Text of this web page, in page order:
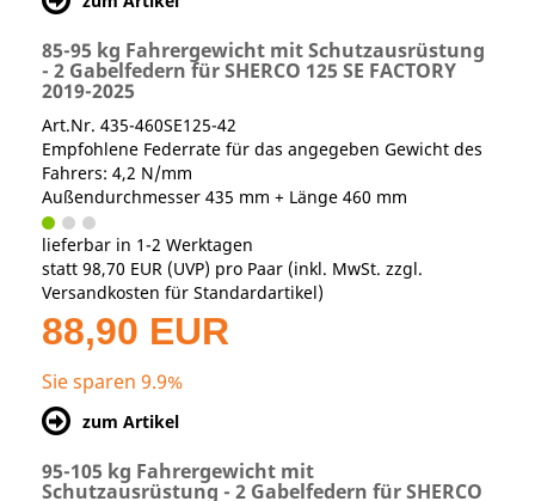
85-95 kg Fahrergewicht mit Schutzausrüstung
- 2 Gabelfedern für SHERCO 125 SE FACTORY
2019-2025
Art.Nr. 435-460SE125-42
Empfohlene Federrate für das angegeben Gewicht des
Fahrers: 4,2 N/mm
Außendurchmesser 435 mm + Länge 460 mm
lieferbar in 1-2 Werktagen
statt 98,70 EUR (UVP) pro Paar (inkl. MwSt. zzgl.
Versandkosten für Standardartikel)
88,90 EUR
Sie sparen 9.9%
zum Artikel
95-105 kg Fahrergewicht mit
Schutzausrüstung - 2 Gabelfedern für SHERCO